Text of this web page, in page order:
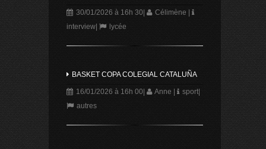
30/01/2026 à 16h 30| Célimène
interview| lycée
BASKET COPA COLEGIAL CATALUÑA
16/01/2026 à 16h 00 Anne sport|
autres